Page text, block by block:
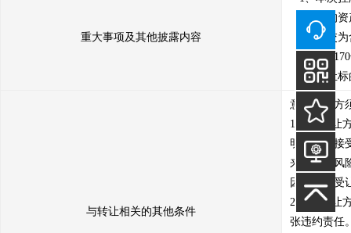
重大事项及其他披露内容
〔2008〕
4、转
与转让相关的其他条件
意向受让方
1.意向受让
明理解并接
来的一切风
因素，由受
2.意向受让
张违约责任